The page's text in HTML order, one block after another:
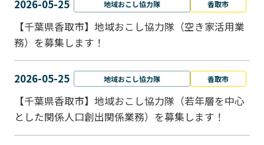
2026-05-25 地域おこし協力隊 香取市
【千葉県香取市】地域おこし協力隊（空き家活用業
務）を募集します！
2026-05-25 地域おこし協力隊 香取市
【千葉県香取市】地域おこし協力隊（若年層を中心
とした関係人口創出関係業務）を募集します！